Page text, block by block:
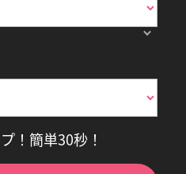
！簡単30秒！